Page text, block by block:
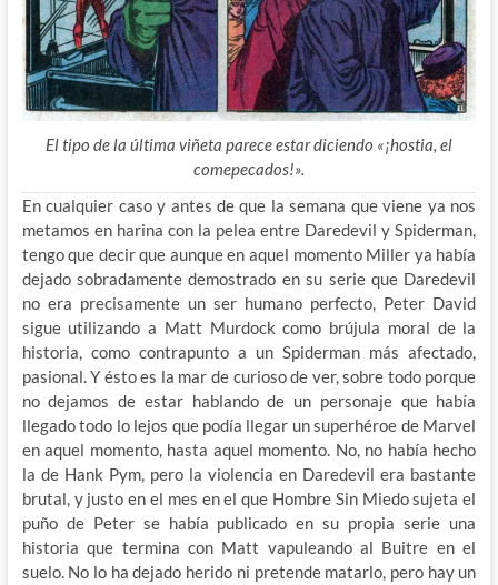
El tipo de la última viñeta parece estar diciendo «¡hostia, el
comepecados!».
En cualquier caso y antes de que la semana que viene ya nos
metamos en harina con la pelea entre Daredevil y Spiderman,
tengo que decir que aunque en aquel momento Miller ya había
dejado sobradamente demostrado en su serie que Daredevil
no era precisamente un ser humano perfecto, Peter David
sigue utilizando a Matt Murdock como brújula moral de la
historia, como contrapunto a un Spiderman más afectado,
pasional. Y ésto es la mar de curioso de ver, sobre todo porque
no dejamos de estar hablando de un personaje que había
llegado todo lo lejos que podía llegar un superhéroe de Marvel
en aquel momento, hasta aquel momento. No, no había hecho
la de Hank Pym, pero la violencia en Daredevil era bastante
brutal, y justo en el mes en el que Hombre Sin Miedo sujeta el
puño de Peter se había publicado en su propia serie una
historia que termina con Matt vapuleando al Buitre en el
suelo. No lo ha dejado herido ni pretende matarlo, pero hay un